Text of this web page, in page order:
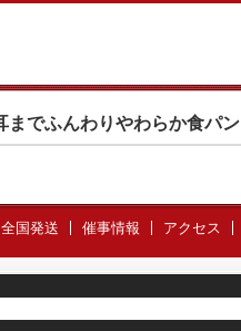
までふんわりやわらか食パン
全国発送 催事情報 アクセス